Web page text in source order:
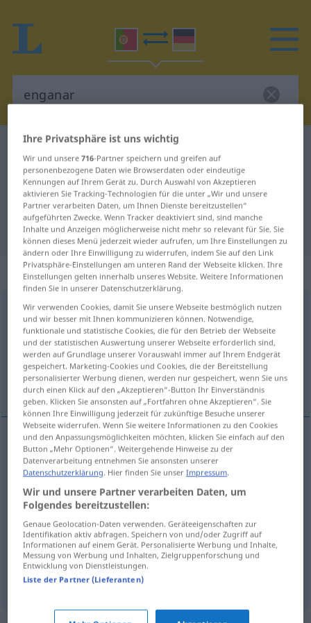
Portugiesisch-Deutsch Wörterbuch
Portugiesisch-Deutsch
Übersetzung für "enganar"
"enganar" Deutsch Übersetzung
„enganar“
enganar [ẽgɜˈnar]
Übersicht aller Übersetzungen
(Für mehr Details die Übersetzung anklicken/antippen)
betrügen, täuschen, totschlagen, betäuben
betrügen(um) enganarem
täuschen enganar
totschlagen enganaro tempo
betäuben enganar a fome
Ihre Privatsphäre ist uns wichtig
Wir und unsere716-Partner speichern und greifen auf
personenbezogene Daten wie Browserdaten oder eindeutige
Kennungen auf Ihrem Gerät zu. Durch Auswahl von Akzeptieren
aktivieren Sie Tracking-Technologien für die unter „Wir und unsere
Partner verarbeiten Daten, um Ihnen Dienste bereitzustellen“
aufgeführten Zwecke. Wenn Tracker deaktiviert sind, sind manche
Inhalte und Anzeigen möglicherweise nicht mehr so relevant für Sie. Sie
können dieses Menü jederzeit wieder aufrufen, um Ihre Einstellungen zu
ändern oder Ihre Einwilligung zu widerrufen, indem Sie auf den Link
Privatsphäre-Einstellungen am unteren Rand der Webseite klicken. Ihre
Einstellungen gelten innerhalb unseres Website. Weitere Informationen
finden Sie in unserer Datenschutzerklärung.
Wir verwenden Cookies, damit Sie unsere Webseite bestmöglich nutzen
und wir besser mit Ihnen kommunizieren können. Notwendige,
funktionale und statistische Cookies, die für den Betrieb der Webseite
und der statistischen Auswertung unserer Webseite erforderlich sind,
werden auf Grundlage unserer Vorauswahl immer auf Ihrem Endgerät
gespeichert. Marketing-Cookies und Cookies, die der Bereitstellung
personalisierter Werbung dienen, werden nur gespeichert, wenn Sie uns
durch einen Klick auf den „Akzeptieren“-Button Ihr Einverständnis
geben. Klicken Sie ansonsten auf „Fortfahren ohne Akzeptieren“. Sie
können Ihre Einwilligung jederzeit für zukünftige Besuche unserer
Webseite widerrufen. Wenn Sie weitere Informationen zu den Cookies
und den Anpassungsmöglichkeiten möchten, klicken Sie einfach auf den
Button „Mehr Optionen“. Weitergehende Hinweise zu der
Datenverarbeitung entnehmen Sie ansonsten unserer
Datenschutzerklärung. Hier finden Sie unserImpressum.
Wir und unsere Partner verarbeiten Daten, um
Folgendes bereitzustellen:
Genaue Geolocation-Daten verwenden. Geräteeigenschaften zur
Identifikation aktiv abfragen. Speichern von und/oder Zugriff auf
Informationen auf einem Gerät. Personalisierte Werbung und Inhalte,
Messung von Werbung und Inhalten, Zielgruppenforschung und
Entwicklung von Dienstleistungen.
Liste der Partner (Lieferanten)